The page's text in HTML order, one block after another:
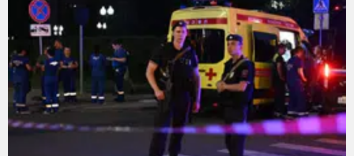
Samsun
Siirt
Sinop
Sivas